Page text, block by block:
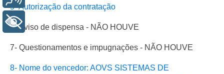
5- Autorização da contratação
6- Aviso de dispensa - NÃO HOUVE
7- Questionamentos e impugnações - NÃO HOUVE
8- Nome do vencedor: AOVS SISTEMAS DE